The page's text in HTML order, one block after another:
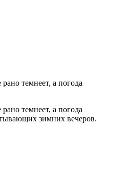
темнеет, а погода
темнеет, а погода
зимних вечеров.